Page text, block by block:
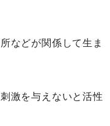
などが関係して生ま
激を与えないと活性